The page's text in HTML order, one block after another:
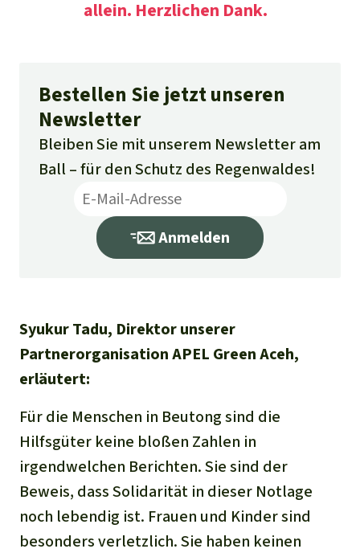
allein. Herzlichen Dank.
Bestellen Sie jetzt unseren
Newsletter
Bleiben Sie mit unserem Newsletter am
Ball – für den Schutz des Regenwaldes!
Anmelden
Syukur Tadu, Direktor unserer
Partnerorganisation APEL Green Aceh,
erläutert:
Für die Menschen in Beutong sind die
Hilfsgüter keine bloßen Zahlen in
irgendwelchen Berichten. Sie sind der
Beweis, dass Solidarität in dieser Notlage
noch lebendig ist. Frauen und Kinder sind
besonders verletzlich. Sie haben keinen